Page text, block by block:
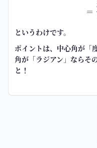
=
というわけです。
ポイントは、中心角が「
角が「ラジアン」ならそ
と！